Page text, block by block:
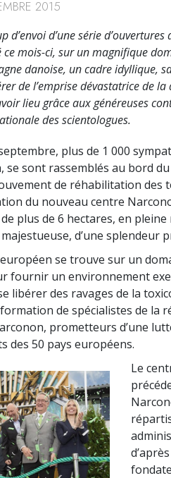
2015
d’envoi d’une série
ce mois-ci, sur un magnifique
danoise, un cadre idyllique,
de l’emprise dévastatrice de
lieu grâce aux généreuses
des scientologues.
plus de 1 000
se sont rassemblés au bord
de réhabilitation des
du nouveau centre
plus de 6 hectares, en
d’une splendeur
se trouve sur un
fournir un environnement
libérer des ravages de la
de spécialistes de
prometteurs d’une
des 50 pays européens.
Le